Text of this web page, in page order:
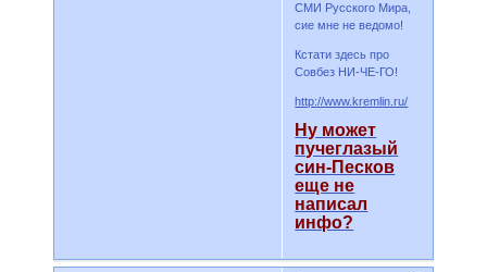
СМИ Русского Мира,
сие мне не ведомо!
Кстати здесь про
Совбез НИ-ЧЕ-ГО!
http://www.kremlin.ru/
Ну может
пучеглазый
син-Песков
еще не
написал
инфо?